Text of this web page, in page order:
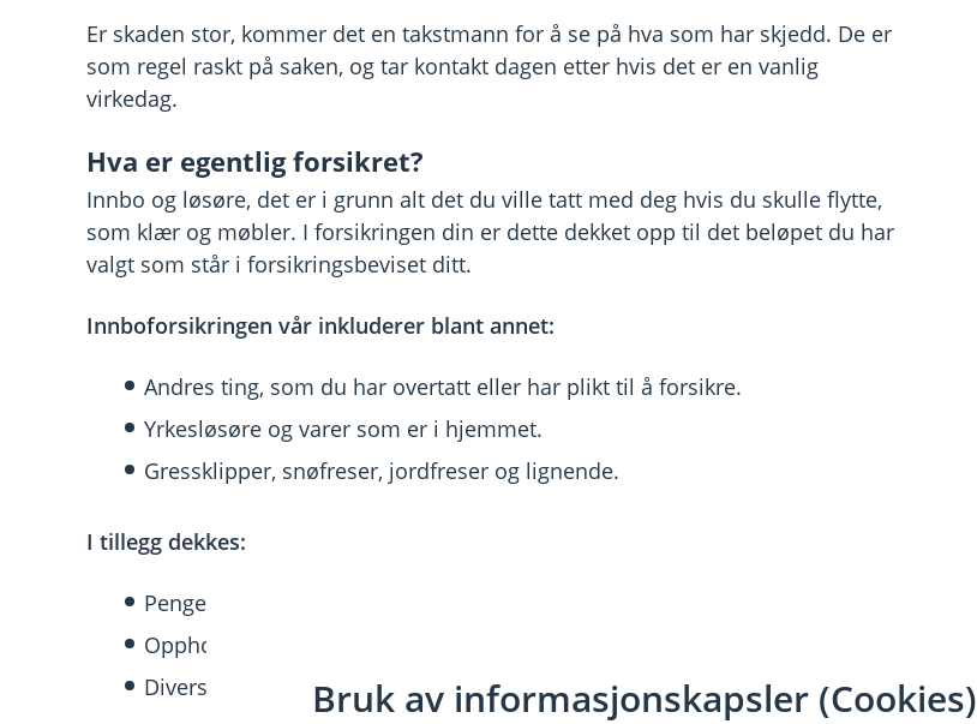
Er skaden stor, kommer det en takstmann for å se på hva som har skjedd. De er
som regel raskt på saken, og tar kontakt dagen etter hvis det er en vanlig
virkedag.
Hva er egentlig forsikret?
Innbo og løsøre, det er i grunn alt det du ville tatt med deg hvis du skulle flytte,
som klær og møbler. I forsikringen din er dette dekket opp til det beløpet du har
valgt som står i forsikringsbeviset ditt.
Innboforsikringen vår inkluderer blant annet:
Andres ting, som du har overtatt eller har plikt til å forsikre.
Yrkesløsøre og varer som er i hjemmet.
Gressklipper, snøfreser, jordfreser og lignende.
I tillegg dekkes:
Penger og verdipapirer.
Opphold (hvis du ikke kan bo hjemme).
Diverse båt- og bilutstyr.Bruk av informasjonskapsler (Cookies)